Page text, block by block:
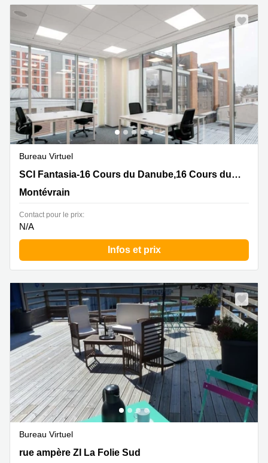
Bureau Virtuel
SCI Fantasia-16 Cours du Danube,16 Cours du Danube,
Montévrain
SCI Fantasia-16 Cours du Danube,16 Cours du Danube
Montévrain
Contact pour le prix:
N/A
Infos et prix
Bureau Virtuel
18 rue ampère ZI La Folie Sud , Nantes
rue ampère ZI La Folie Sud